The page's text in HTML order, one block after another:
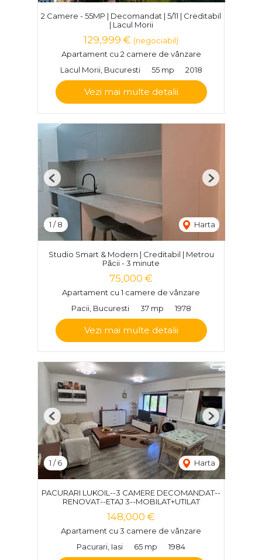
2 Camere - 55MP | Decomandat | 5/11 | Creditabil
| Lacul Morii
129,999 € (negociabil)
Apartament cu 2 camere de vânzare
Lacul Morii, Bucuresti
55 mp 2018
Vezi mai multe detalii
1 /8 Harta
Previous Next
Studio Smart & Modern | Creditabil | Metrou
Păcii - 3 minute
75,000 €
Apartament cu 1 camere de vânzare
Pacii, Bucuresti
37 mp 1978
Vezi mai multe detalii
1 /6 Harta
Previous Next
PACURARI LUKOIL--3 CAMERE DECOMANDAT--
RENOVAT--ETAJ 3--MOBILAT+UTILAT
148,000 €
Apartament cu 3 camere de vânzare
Pacurari, Iasi
65 mp 1984